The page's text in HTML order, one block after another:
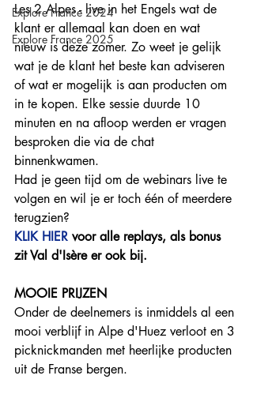
Explore France 2024
Explore France 2025
Les 2 Alpes - live in het Engels wat de
klant er allemaal kan doen en wat
nieuw is deze zomer. Zo weet je gelijk
wat je de klant het beste kan adviseren
of wat er mogelijk is aan producten om
in te kopen. Elke sessie duurde 10
minuten en na afloop werden er vragen
besproken die via de chat
binnenkwamen.
Had je geen tijd om de webinars live te
volgen en wil je er toch één of meerdere
terugzien?
KLIK HIER voor alle replays, als bonus
zit Val d'Isère er ook bij.
MOOIE PRIJZEN
Onder de deelnemers is inmiddels al een
mooi verblijf in Alpe d'Huez verloot en 3
picknickmanden met heerlijke producten
uit de Franse bergen.